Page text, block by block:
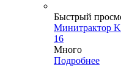
Быстрый
Минитрактор
16
Много
Подробнее